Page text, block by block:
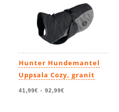
Hunter Hundemantel
Uppsala Cozy, granit
41,99€ - 92,99€